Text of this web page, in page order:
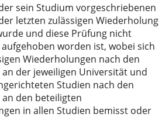
sein Studium vorgeschriebenen
letzten zulässigen Wiederholung
und diese Prüfung nicht
aufgehoben worden ist, wobei sich
Wiederholungen nach den
der jeweiligen Universität und
Studien nach den
den beteiligten
in allen Studien bemisst oder